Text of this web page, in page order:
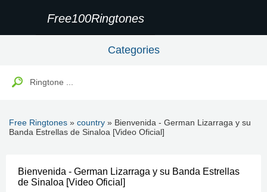
Free100Ringtones
Categories
Free Ringtones » country » Bienvenida - German Lizarraga y su
Banda Estrellas de Sinaloa [Video Oficial]
Bienvenida - German Lizarraga y su Banda Estrellas
de Sinaloa [Video Oficial]